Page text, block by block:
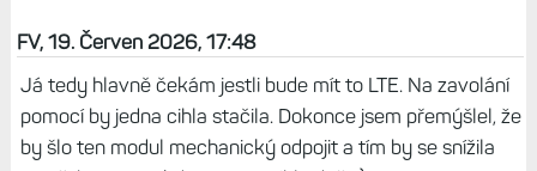
FV, 19. Červen 2026, 17:48
Já tedy hlavně čekám jestli bude mít to LTE. Na zavolání
pomocí by jedna cihla stačila. Dokonce jsem přemýšlel, že
by šlo ten modul mechanický odpojit a tím by se snížila